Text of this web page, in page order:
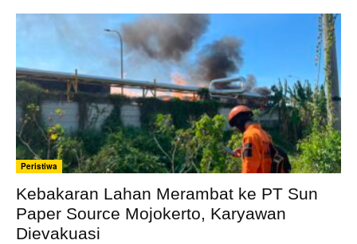
Peristiwa
Kebakaran Lahan Merambat ke PT Sun
Paper Source Mojokerto, Karyawan
Dievakuasi